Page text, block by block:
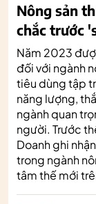
Nông sản
chắc trước
Năm 2023
đối với ngành
tiêu dùng tập
năng lượng,
ngành quan
người. Trước
Doanh ghi
trong ngành
tâm thế mới